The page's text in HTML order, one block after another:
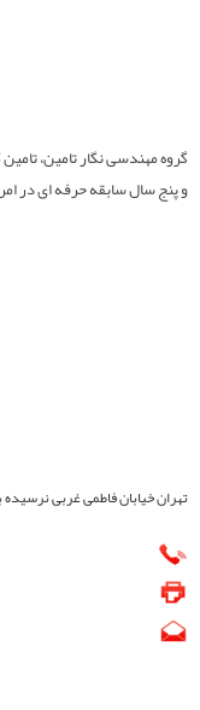
گروه مهندسی نگار تامین،
و پنج سال سابقه حرفه ای در
تهران خیابان فاطمی غربی نرسیده به تقاطع